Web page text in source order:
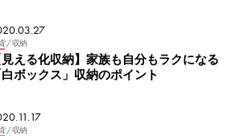
/ 収納
見える化収納】家族も自分もラクになる
白ボックス」収納のポイント
/ 収納